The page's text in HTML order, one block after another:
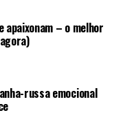
apaixonam – o melhor
russa emocional